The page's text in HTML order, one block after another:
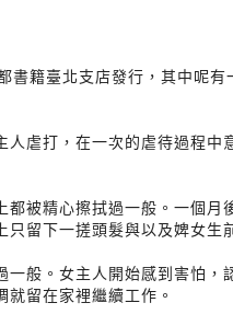
籍臺北支店發行，其中呢有
虐打，在一次的虐待過程中
被精心擦拭過一般。一個月
留下一搓頭髮與以及婢女生
般。女主人開始感到害怕，
留在家裡繼續工作。